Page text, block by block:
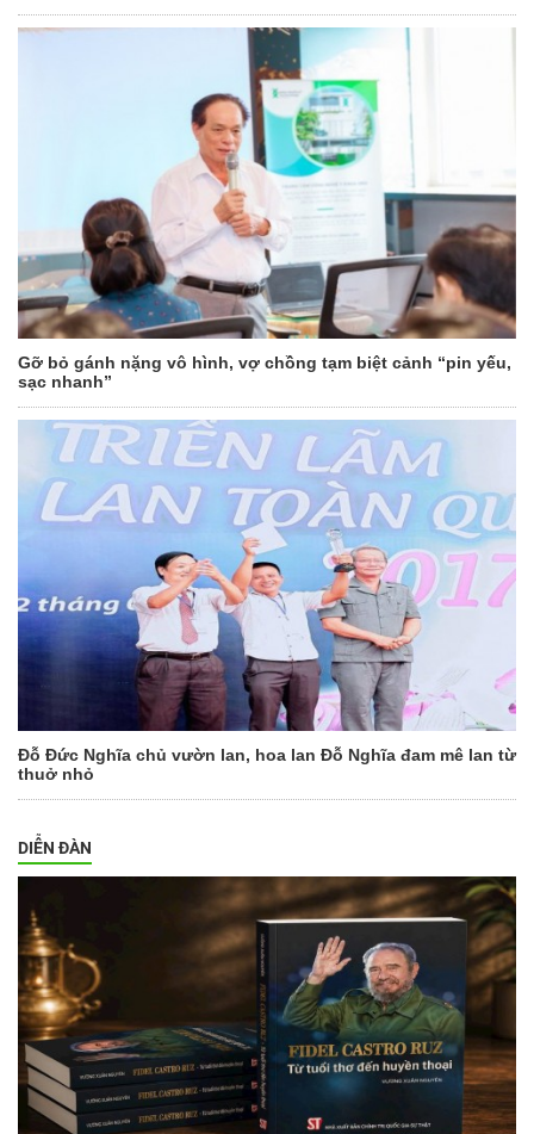
Gỡ bỏ gánh nặng vô hình, vợ chồng tạm biệt cảnh “pin yếu,
sạc nhanh”
Đỗ Đức Nghĩa chủ vườn lan, hoa lan Đỗ Nghĩa đam mê lan từ
thuở nhỏ
DIỄN ĐÀN